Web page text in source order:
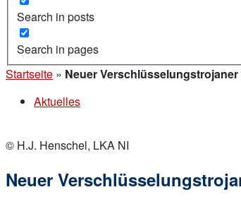
Search in posts
Search in pages
Startseite » Neuer
Aktuelles
© H.J. Henschel, LKA NI
Neuer